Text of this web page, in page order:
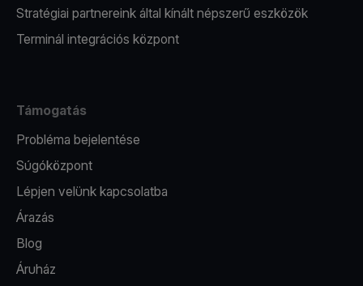
Stratégiai partnereink által kínált népszerű eszközök
Terminál integrációs központ
Támogatás
Probléma bejelentése
Súgóközpont
Lépjen velünk kapcsolatba
Árazás
Blog
Áruház